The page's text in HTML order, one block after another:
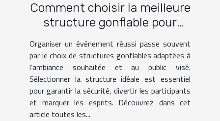
Comment choisir la meilleure
structure gonflable pour
votre événement ?
Organiser un événement réussi passe souvent
par le choix de structures gonflables adaptées à
l’ambiance souhaitée et au public visé.
Sélectionner la structure idéale est essentiel
pour garantir la sécurité, divertir les participants
et marquer les esprits. Découvrez dans cet
article toutes les...